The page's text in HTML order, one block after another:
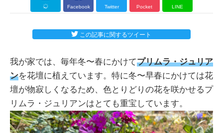
Facebook Twitter Pocket LINE
この記事に関するツイート
我が家では、毎年冬〜春にかけてプリムラ・ジュリア
ンを花壇に植えています。特に冬〜早春にかけては花
壇が物寂しくなるため、色とりどりの花を咲かせるプ
リムラ・ジュリアンはとても重宝しています。